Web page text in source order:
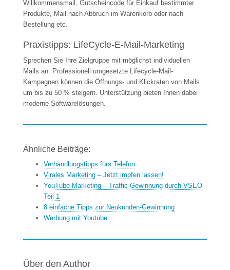
Willkommensmail, Gutscheincode für Einkauf bestimmter
Produkte, Mail nach Abbruch im Warenkorb oder nach
Bestellung etc.
Praxistipps: LifeCycle-E-Mail-Marketing
Sprechen Sie Ihre Zielgruppe mit möglichst individuellen
Mails an. Professionell umgesetzte Lifecycle-Mail-
Kampagnen können die Öffnungs- und Klickraten von Mails
um bis zu 50 % steigern. Unterstützung bieten Ihnen dabei
moderne Softwarelösungen.
Ähnliche Beiträge:
Verhandlungstipps fürs Telefon
Virales Marketing – Jetzt impfen lassen!
YouTube-Marketing – Traffic-Gewinnung durch VSEO
Teil 1
8 einfache Tipps zur Neukunden-Gewinnung
Werbung mit Youtube
Über den Author